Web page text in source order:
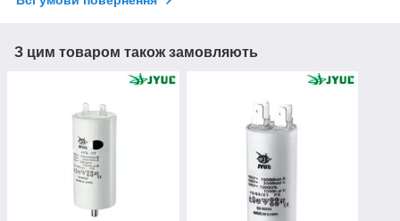
З цим товаром також замовляють